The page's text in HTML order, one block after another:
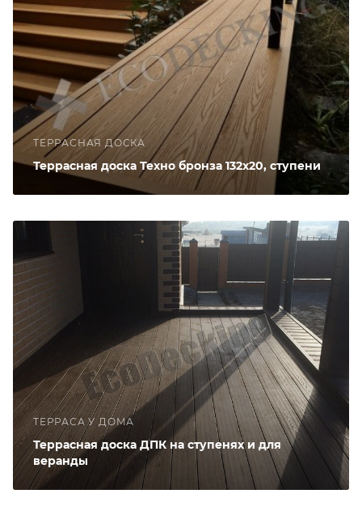
ТЕРРАСНАЯ ДОСКА
Террасная доска Техно бронза 132х20, ступени
ТЕРРАСА У ДОМА
Террасная доска ДПК на ступенях и для
веранды